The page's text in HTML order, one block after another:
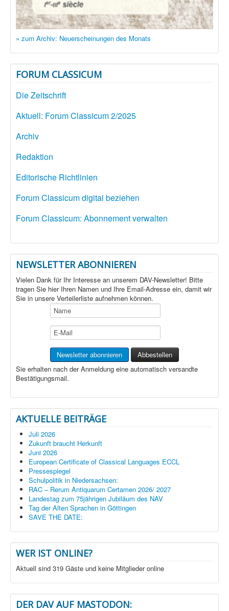
» zum Archiv: Neuerscheinungen des Monats
FORUM CLASSICUM
Die Zeitschrift
Aktuell: Forum Classicum 2/2025
Archiv
Redaktion
Editorische Richtlinien
Forum Classicum digital beziehen
Forum Classicum: Abonnement verwalten
NEWSLETTER ABONNIEREN
Vielen Dank für Ihr Interesse an unserem DAV-Newsletter! Bitte
tragen Sie hier Ihren Namen und Ihre Email-Adresse ein, damit wir
Sie in unsere Verteilerliste aufnehmen können.
Sie erhalten nach der Anmeldung eine automatisch versandte
Bestätigungsmail.
AKTUELLE BEITRÄGE
Juli 2026
Zukunft braucht Herkunft
Juni 2026
European Certificate of Classical Languages ECCL
Pressespiegel
Schulpolitik in Niedersachsen:
RAC – Rerum Antiquarum Certamen 2026/ 2027
Landestag zum 75jährigen Jubiläum des NAV
Tag der Alten Sprachen in Göttingen
SAVE THE DATE:
WER IST ONLINE?
Aktuell sind 319 Gäste und keine Mitglieder online
DER DAV AUF MASTODON: